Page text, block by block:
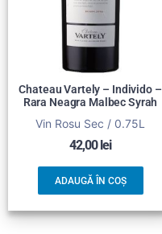
Chateau Vartely – Individo –
Rara Neagra Malbec Syrah
Vin Rosu Sec / 0.75L
42,00lei
ADAUGĂ ÎN COȘ